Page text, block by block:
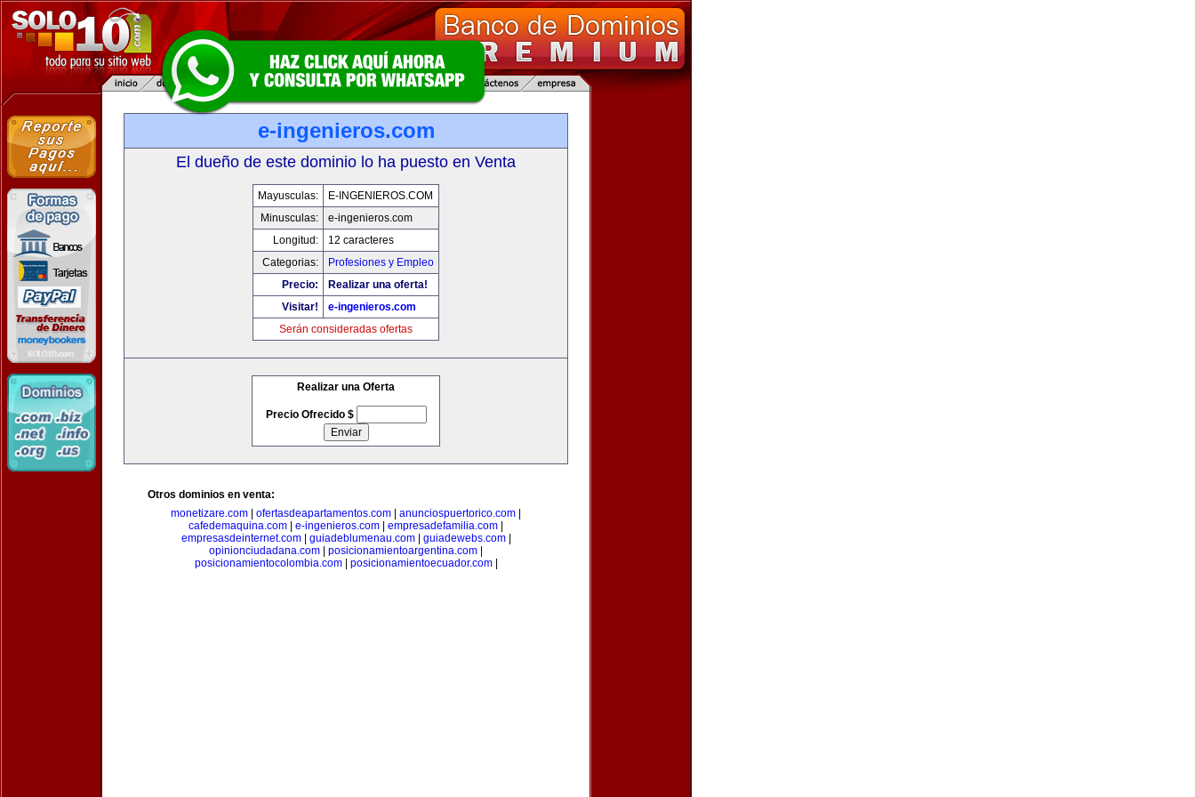
e-ingenieros.com
El dueño de este dominio lo ha puesto en Venta
Mayusculas:
E-INGENIEROS.COM
Minusculas:
e-ingenieros.com
Longitud:
12 caracteres
Categorias:
Profesiones y Empleo
Precio:
Realizar una oferta!
Visitar!
e-ingenieros.com
Serán consideradas ofertas
Realizar una Oferta
Precio Ofrecido $
Otros dominios en venta:
monetizare.com
ofertasdeapartamentos.com anunciospuertorico.com
cafedemaquina.com
e-ingenieros.com empresadefamilia.com
empresasdeinternet.com| guiadeblumenau.com| guiadewebs.com|
opinionciudadana.com
posicionamientoargentina.com
posicionamientocolombia.com| posicionamientoecuador.com|